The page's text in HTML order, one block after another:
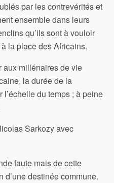
par les contrevérités et
ensemble dans leurs
qu’ils sont à vouloir
à la place des Africains.
aux millénaires de vie
la durée de la
du temps ; à peine
Sarkozy avec
faute mais de cette
d’une destinée commune.